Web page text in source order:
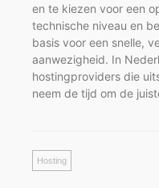
en te kiezen voor een
technische niveau en
basis voor een snelle,
aanwezigheid. In
hostingproviders die
neem de tijd om de
Hosting